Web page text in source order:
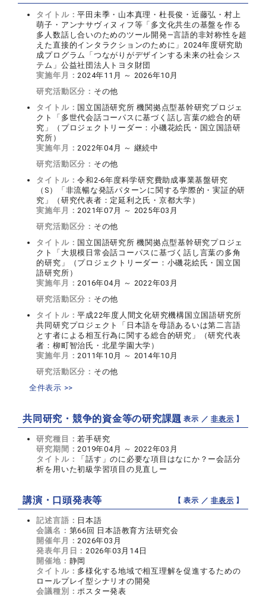
タイトル：平田未季・山本真理・杜長俊・近藤弘・村上
萌子・アンナサヴィヌィフ等「多文化共生の基盤を作る
多人数話し合いのためのツール開発―言語的非対称性を超
えた直接的インタラクションのために」2024年度研究助
成プログラム「つながりがデザインする未来の社会シス
テム」公益社団法人トヨタ財団
実施年月：2024年11月 ～ 2026年10月
研究活動区分： その他
タイトル： 国立国語研究所 機関拠点型基幹研究プロジェ
クト「多世代会話コーパスに基づく話し言葉の総合的研
究」（プロジェクトリーダー：小磯花絵氏・国立国語研
究所）
実施年月：2022年04月 ～ 継続中
研究活動区分： その他
タイトル：令和2-6年度科学研究費助成事業基盤研究
（S）「非流暢な発話パターンに関する学際的・実証的研
究」（研究代表者：定延利之氏・京都大学）
実施年月：2021年07月 ～ 2025年03月
研究活動区分： その他
タイトル： 国立国語研究所 機関拠点型基幹研究プロジェ
クト「大規模日常会話コーパスに基づく話し言葉の多角
的研究」（プロジェクトリーダー：小磯花絵氏・国立国
語研究所）
実施年月：2016年04月 ～ 2022年03月
研究活動区分： その他
タイトル：平成22年度人間文化研究機構国立国語研究所
共同研究プロジェクト「日本語を母語あるいは第二言語
とす者による相互行為に関する総合的研究」（研究代表
者：柳町智治氏・北星学園大学）
実施年月：2011年10月 ～ 2014年10月
研究活動区分： その他
全件表示 >>
共同研究・競争的資金等の研究課題【 表示 ／非表示 】
研究種目：若手研究
研究期間：2019年04月 ～ 2022年03月
タイトル：
「話す」のに必要な項目はなにか？ー会話分
析を用いた初級学習項目の見直しー
講演・口頭発表等 【 表示 ／非表示 】
記述言語： 日本語
会議名： 第66回 日本語教育方法研究会
開催年月：2026年03月
発表年月日：2026年03月14日
開催地： 静岡
タイトル： 多様化する地域で相互理解を促進するための
ロールプレイ型シナリオの開発
会議種別：ポスター発表